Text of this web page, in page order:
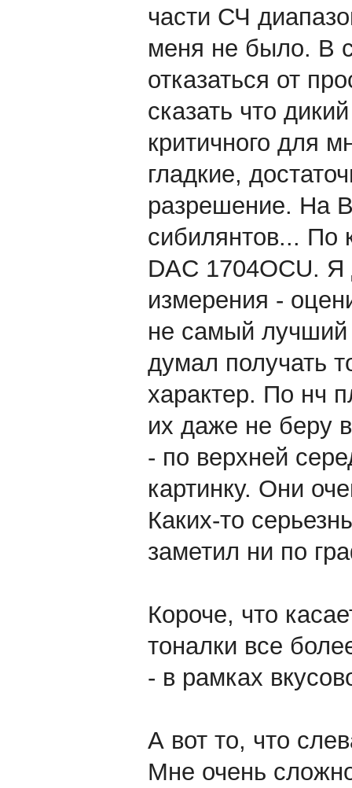
части СЧ
меня не было. В
отказаться от
сказать что
критичного для
гладкие,
разрешение. На
сибилянтов... По
DAC 1704OCU.
измерения -
не самый лучший
думал получать
характер. По нч
их даже не беру
- по верхней
картинку. Они
Каких-то
заметил ни по
Короче, что
тоналки все
- в рамках
А вот то, что
Мне очень